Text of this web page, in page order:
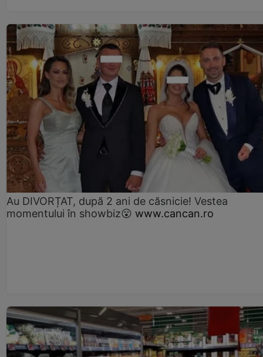
Au DIVORȚAT, după 2 ani de căsnicie! Vestea
momentului în showbiz😮 www.cancan.ro